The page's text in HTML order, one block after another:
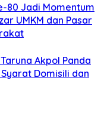
80 Jadi Momentum
UMKM dan Pasar
Akpol Panda
Domisili dan